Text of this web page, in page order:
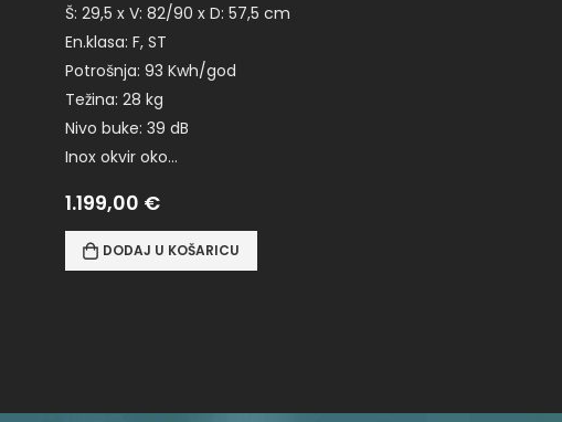
Š: 29,5 x V: 82/90 x D: 57,5 cm
En.klasa: F, ST
Potrošnja: 93 Kwh/god
Težina: 28 kg
Nivo buke: 39 dB
Inox okvir oko…
1.199,00 €
DODAJ U KOŠARICU